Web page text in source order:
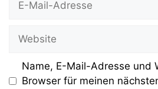
Website
Name, E-Mail-Adresse und
Browser für meinen